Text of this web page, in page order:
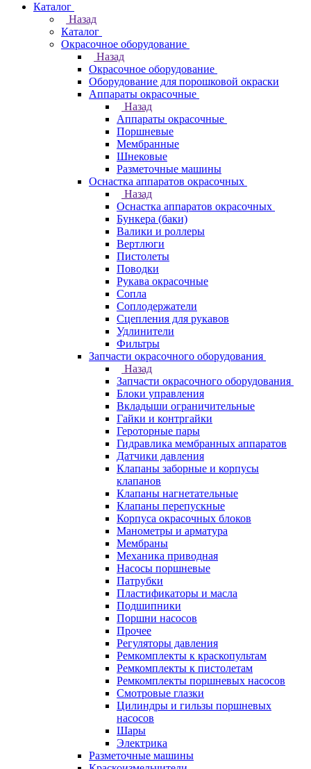
Каталог
Назад
Каталог
Окрасочное оборудование
Назад
Окрасочное оборудование
Оборудование для порошковой окраски
Аппараты окрасочные
Назад
Аппараты окрасочные
Поршневые
Мембранные
Шнековые
Разметочные машины
Оснастка аппаратов окрасочных
Назад
Оснастка аппаратов окрасочных
Бункера (баки)
Валики и роллеры
Вертлюги
Пистолеты
Поводки
Рукава окрасочные
Сопла
Соплодержатели
Сцепления для рукавов
Удлинители
Фильтры
Запчасти окрасочного оборудования
Назад
Запчасти окрасочного оборудования
Блоки управления
Вкладыши ограничительные
Гайки и контргайки
Героторные пары
Гидравлика мембранных аппаратов
Датчики давления
Клапаны заборные и корпусы
клапанов
Клапаны нагнетательные
Клапаны перепускные
Корпуса окрасочных блоков
Манометры и арматура
Мембраны
Механика приводная
Насосы поршневые
Патрубки
Пластификаторы и масла
Подшипники
Поршни насосов
Прочее
Регуляторы давления
Ремкомплекты к краскопультам
Ремкомплекты к пистолетам
Ремкомплекты поршневых насосов
Смотровые глазки
Цилиндры и гильзы поршневых
насосов
Шары
Электрика
Разметочные машины